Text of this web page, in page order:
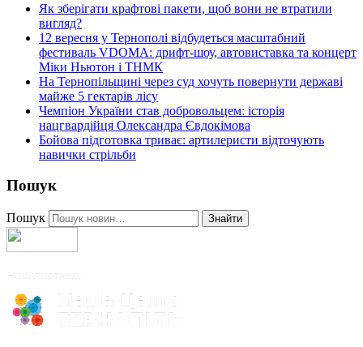
Як зберігати крафтові пакети, щоб вони не втратили
вигляд?
12 вересня у Тернополі відбудеться масштабний
фестиваль VDOMA: дрифт-шоу, автовиставка та концерт
Міки Ньютон і ТНМК
На Тернопільщині через суд хочуть повернути державі
майже 5 гектарів лісу
Чемпіон України став добровольцем: історія
нацгвардійця Олександра Євдокімова
Бойова підготовка триває: артилеристи відточують
навички стрільби
Пошук
Пошук Знайти